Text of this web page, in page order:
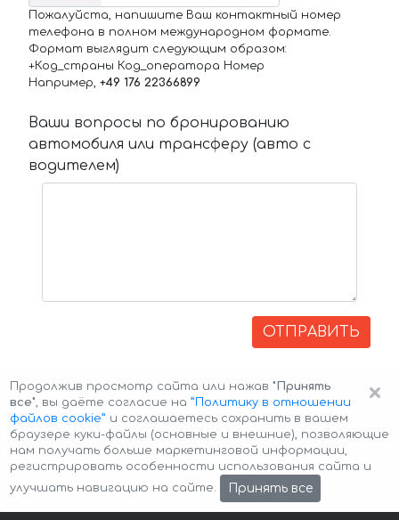
Пожалуйста, напишите Ваш контактный номер
телефона в полном международном формате.
Формат выглядит следующим образом:
+Код_страны Код_оператора Номер
Например, +49 176 22366899
Ваши вопросы по бронированию
автомобиля или трансферу (авто с
водителем)
ОТПРАВИТЬ
Авторские права © 2026 Авто-Аренда Cookie Policy
×
Продолжив просмотр сайта или нажав "Принять
все", вы даёте согласие на ”Политику в отношении
файлов cookie” и соглашаетесь сохранить в вашем
браузере куки-файлы (основные и внешние), позволяющие
нам получать больше маркетинговой информации,
регистрировать особенности использования сайта и
улучшать навигацию на сайте.
Принять все